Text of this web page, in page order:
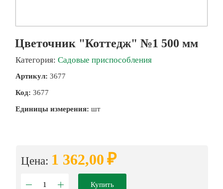
Цветочник "Коттедж" №1 500 мм
Категория: Садовые приспособления
Артикул: 3677
Код: 3677
Единицы измерения: шт
Цена: 1 362,00 ₽
Купить